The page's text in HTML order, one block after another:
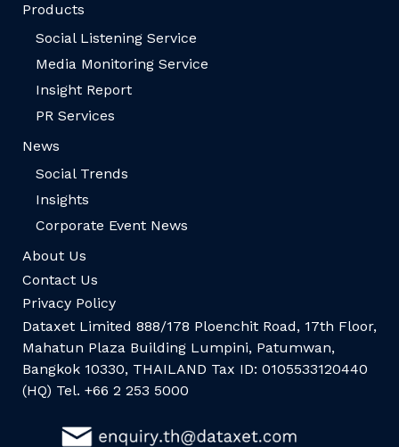
Products
Social Listening Service
Media Monitoring Service
Insight Report
PR Services
News
Social Trends
Insights
Corporate Event News
About Us
Contact Us
Privacy Policy
Dataxet Limited 888/178 Ploenchit Road, 17th Floor,
Mahatun Plaza Building Lumpini, Patumwan,
Bangkok 10330, THAILAND Tax ID: 0105533120440
(HQ) Tel. +66 2 253 5000